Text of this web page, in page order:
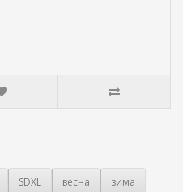
SDXL весна
зима